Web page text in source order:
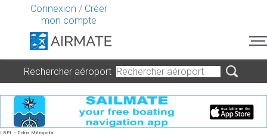
Connexion / Créer
mon compte
Rechercher aéroport
LBPL - Dolna Mitropolia